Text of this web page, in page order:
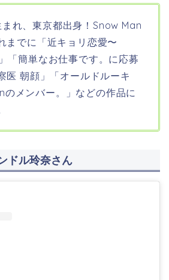
まれ、東京都出身！Snow Man
までに「近キョリ恋愛〜
「簡単なお仕事です。に応募
医 朝顔」「オールドルーキ
のメンバー。」などの作品に
ドル玲奈さん